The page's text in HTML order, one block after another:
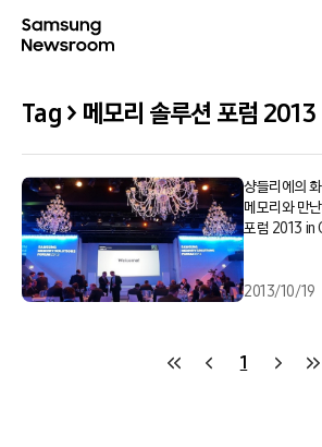
Tag > 메모리 솔루션 포럼 2013
샹들리에의
메모리와 만
포럼 2013 in
2013/10/19
1